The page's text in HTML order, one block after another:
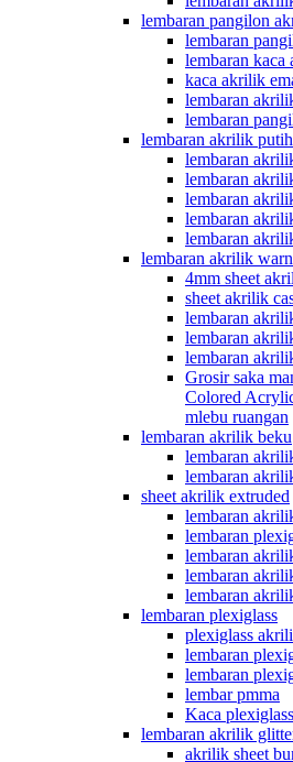
lembaran pangilon
lembaran
lembaran kaca
kaca akrilik
lembaran
lembaran
lembaran akrilik putih
lembaran
lembaran
lembaran
lembaran
lembaran
lembaran akrilik
4mm sheet
sheet akrilik
lembaran
lembaran
lembaran
Grosir saka
Colored
mlebu ruangan
lembaran akrilik beku
lembaran
lembaran
sheet akrilik extruded
lembaran
lembaran
lembaran
lembaran
lembaran
lembaran plexiglass
plexiglass
lembaran
lembaran
lembar pmma
Kaca
lembaran akrilik
akrilik sheet